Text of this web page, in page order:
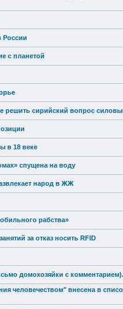
России
с планетой
решить сирийский вопрос
в 18 веке
спущена на воду
народ в ЖЖ
рабства»
за отказ носить RFID
домохозяйки с комментарием).
человечеством" внесена в